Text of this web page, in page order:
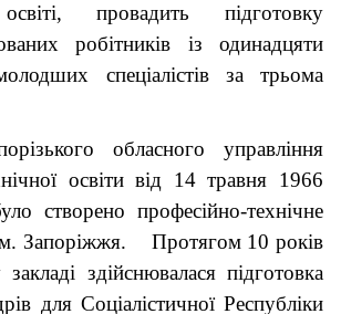
провадить підготовку
робітників із одинадцяти
спеціалістів за трьома
обласного управління
освіти від 14 травня 1966
створено професійно-технічне
Запоріжжя. Протягом 10 років
здійснювалася підготовка
для Соціалістичної Республіки